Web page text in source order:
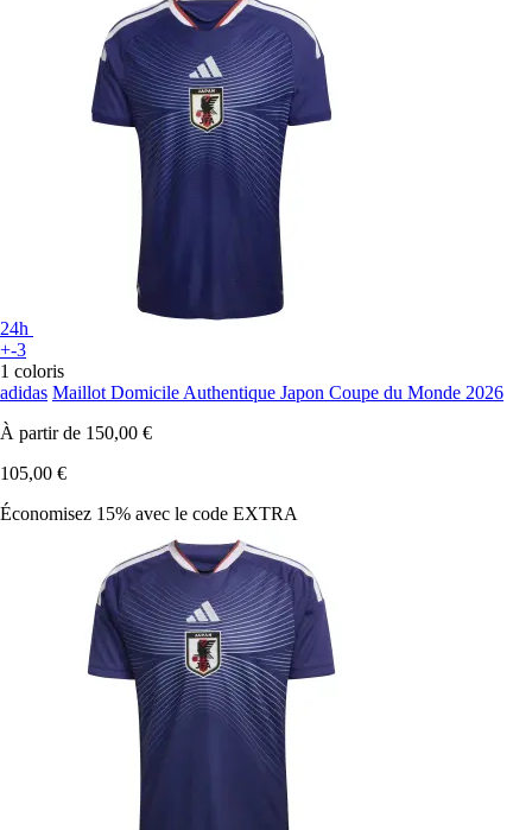
24h
+-3
1 coloris
adidas Maillot Domicile Authentique Japon Coupe du Monde 2026
À partir de 150,00 €
105,00 €
Économisez 15% avec le code EXTRA